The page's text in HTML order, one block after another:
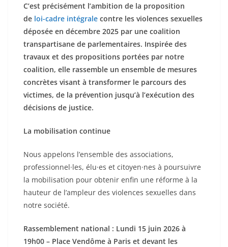
C’est précisément l’ambition de la proposition
de loi-cadre intégrale contre les violences sexuelles
déposée en décembre 2025 par une coalition
transpartisane de parlementaires. Inspirée des
travaux et des propositions portées par notre
coalition, elle rassemble un ensemble de mesures
concrètes visant à transformer le parcours des
victimes, de la prévention jusqu’à l’exécution des
décisions de justice.
La mobilisation continue
Nous appelons l’ensemble des associations,
professionnel·les, élu·es et citoyen·nes à poursuivre
la mobilisation pour obtenir enfin une réforme à la
hauteur de l’ampleur des violences sexuelles dans
notre société.
Rassemblement national : Lundi 15 juin 2026 à
19h00 – Place Vendôme à Paris et devant les